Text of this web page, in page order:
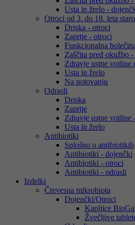
Usta in žrelo -
Otroci od 3. do 18. leta
Driska - otroci
Zaprtje - otroci
Funkcionalna
Zaščita pred okužbo
Zdravje ustne votline
Usta in žrelo
Na potovanju
Odrasli
Driska
Zaprtje
Zdravje ustne votline
Usta in žrelo
Antibiotiki
Splošno o antibiotikih
Antibiotiki - dojenčki
Antibiotiki - otroci
Antibiotiki - odrasli
Izdelki
Črevesna mikrobiota
Dojenčki/Otroci
Kapljice
Žvečljive